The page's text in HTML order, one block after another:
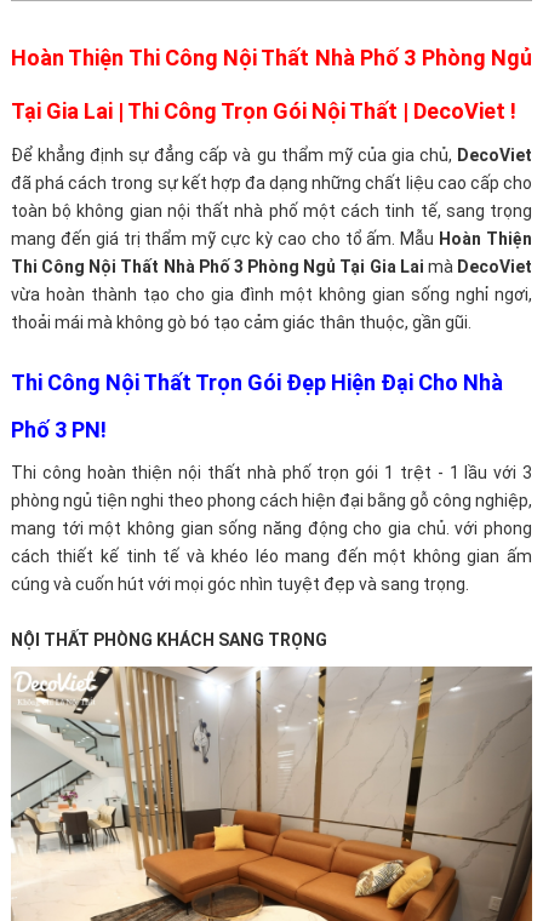
Hoàn Thiện Thi Công Nội Thất Nhà Phố 3 Phòng Ngủ
Tại Gia Lai | Thi Công Trọn Gói Nội Thất | DecoViet !
Để khẳng định sự đẳng cấp và gu thẩm mỹ của gia chủ, DecoViet
đã phá cách trong sự kết hợp đa dạng những chất liệu cao cấp cho
toàn bộ không gian nội thất nhà phố một cách tinh tế, sang trọng
mang đến giá trị thẩm mỹ cực kỳ cao cho tổ ấm. Mẫu Hoàn Thiện
Thi Công Nội Thất Nhà Phố 3 Phòng Ngủ Tại Gia Lai mà DecoViet
vừa hoàn thành tạo cho gia đình một không gian sống nghỉ ngơi,
thoải mái mà không gò bó tạo cảm giác thân thuộc, gần gũi.
Thi Công Nội Thất Trọn Gói Đẹp Hiện Đại Cho Nhà
Phố 3 PN!
Thi công hoàn thiện nội thất nhà phố trọn gói 1 trệt - 1 lầu với 3
phòng ngủ tiện nghi theo phong cách hiện đại bằng gỗ công nghiệp,
mang tới một không gian sống năng động cho gia chủ. với phong
cách thiết kế tinh tế và khéo léo mang đến một không gian ấm
cúng và cuốn hút với mọi góc nhìn tuyệt đẹp và sang trọng.
NỘI THẤT PHÒNG KHÁCH SANG TRỌNG